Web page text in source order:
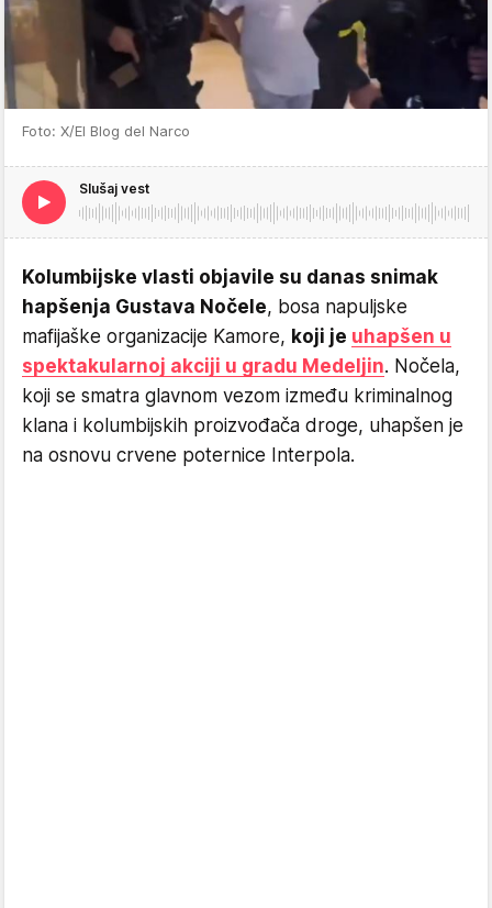
Foto: X/El Blog del Narco
Slušaj vest
Kolumbijske vlasti objavile su danas snimak
hapšenja Gustava Nočele, bosa napuljske
mafijaške organizacije Kamore, koji je uhapšen u
spektakularnoj akciji u gradu Medeljin. Nočela,
koji se smatra glavnom vezom između kriminalnog
klana i kolumbijskih proizvođača droge, uhapšen je
na osnovu crvene poternice Interpola.